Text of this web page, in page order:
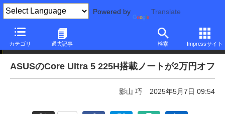
Powered by Translate
カテゴリ 過去記事 検索 Impressサイト
本日みつけたお買い得品
ASUSのCore Ultra 5 225H搭載ノートが2万円オフ
影山 巧 2025年5月7日 09:54